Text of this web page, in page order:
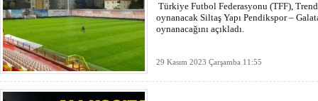
Türkiye Futbol Federasyonu (TFF),
oynanacak Siltaş Yapı Pendikspor –
oynanacağını açıkladı.
29 Kasım 2023 Çarşamba 11:55